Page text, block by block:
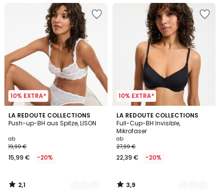
10% EXTRA*
LA REDOUTE COLLECTIONS
Push-up-BH aus Spitze, LISON
ab
19,99 €
15,99 € -20%
2,1
/
4
Farben
2,1
10% EXTRA*
LA REDOUTE COLLECTIONS
Full-Cup-BH Invisible,
Mikrofaser
ab
27,99 €
22,39 € -20%
3,9
/ 5
3
Farben
3,9